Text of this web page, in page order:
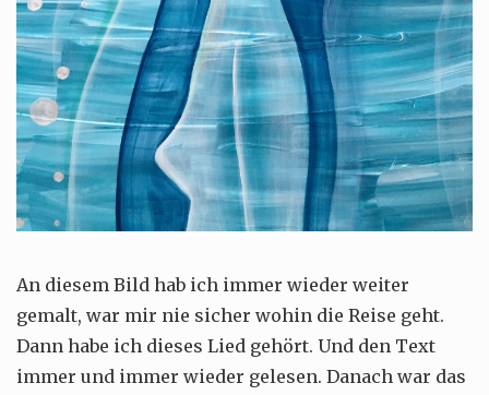
An diesem Bild hab ich immer wieder weiter
gemalt, war mir nie sicher wohin die Reise geht.
Dann habe ich dieses Lied gehört. Und den Text
immer und immer wieder gelesen. Danach war das